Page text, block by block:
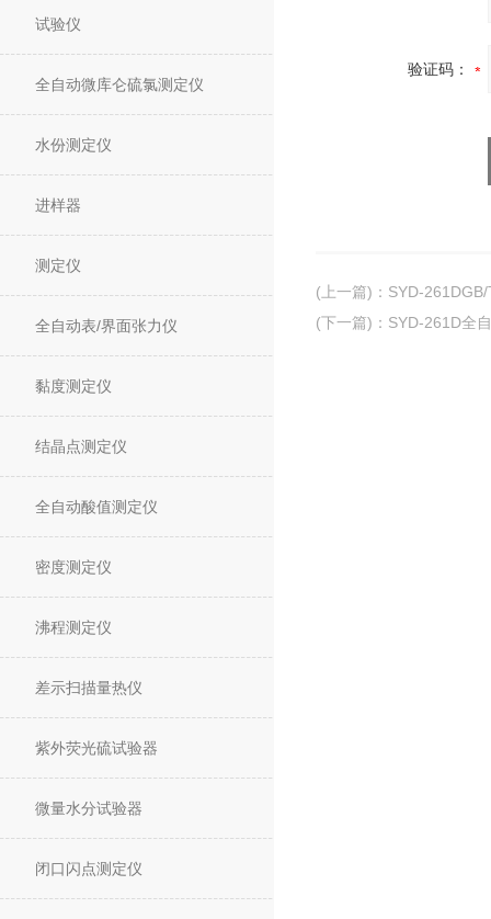
试验仪
全自动微库仑硫氯测定仪
水份测定仪
进样器
测定仪
全自动表/界面张力仪
黏度测定仪
结晶点测定仪
全自动酸值测定仪
密度测定仪
沸程测定仪
差示扫描量热仪
紫外荧光硫试验器
微量水分试验器
闭口闪点测定仪
验证码：
(上一篇) ： SYD-
(下一篇) ： SYD-261D全